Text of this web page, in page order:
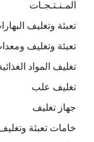
المـنـتـجـات
تعبئة وتغليف
تعبئة وتغليف
تغليف المواد
تغليف علب
جهاز تغليف
خامات تعبئة